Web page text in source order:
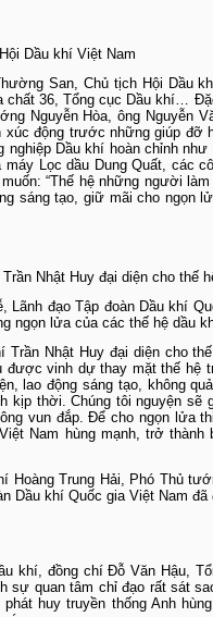
Dầu khí Việt Nam
San, Chủ tịch Hội Dầu
chất 36, Tổng cục Dầu khí…
Nguyễn Hòa, ông Nguyễn
động trước những giúp
Dầu khí hoàn chỉnh
Lọc dầu Dung Quất, các
“Thế hệ những người
sáng tạo, giữ mãi cho ngọn
Nhật Huy đại diện cho thế
Lãnh đạo Tập đoàn Dầu khí
ngọn lửa của các thế hệ dầu
Trần Nhật Huy đại diện cho
được vinh dự thay mặt thế hệ
lao động sáng tạo, không
kịp thời. Chúng tôi nguyện
vun đắp. Để cho ngọn lửa
Nam hùng mạnh, trở
Hoàng Trung Hải, Phó Thủ
Dầu khí Quốc gia Việt Nam
khí, đồng chí Đỗ Văn Hậu,
sự quan tâm chỉ đạo rất sát
huy truyền thống Anh